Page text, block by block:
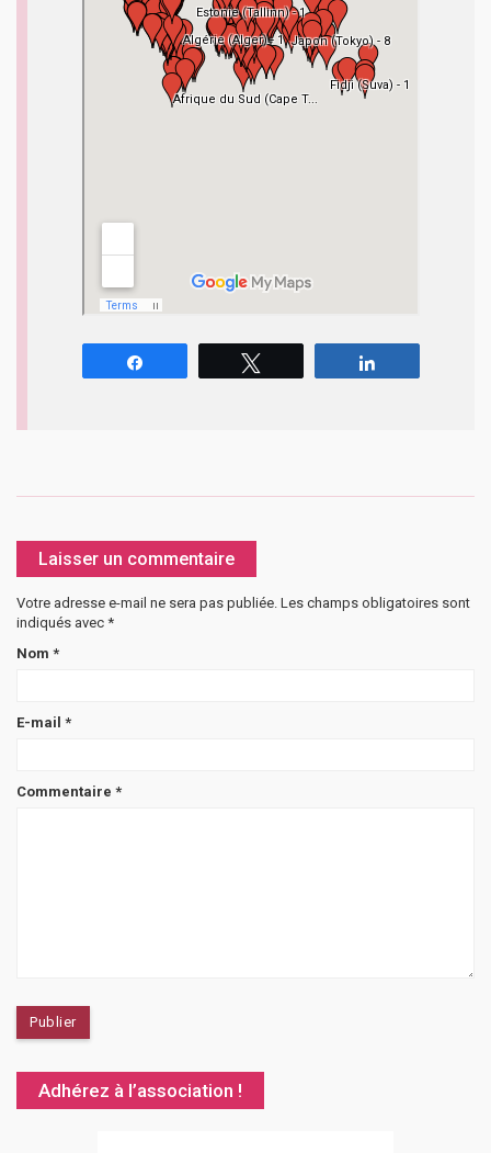
Laisser un commentaire
Votre adresse e-mail ne sera pas publiée. Les champs obligatoires sont
indiqués avec *
Nom *
E-mail *
Commentaire *
Adhérez à l’association !